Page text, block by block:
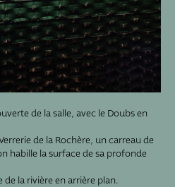
de la salle, avec le Doubs en
de la Rochère, un carreau de
habille la surface de sa profonde
la rivière en arrière plan.